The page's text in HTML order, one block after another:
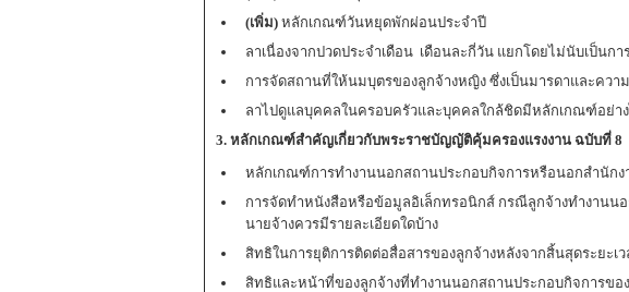
(เพิ่ม) หลักเกณฑ์วันหยุดพักผ่อนประจำปี
ลาเนื่องจากปวดประจำเดือน เดือนละกี่วัน แยกโดยไม่นับเป็นกา
การจัดสถานที่ให้นมบุตรของลูกจ้างหญิง ซึ่งเป็นมารดาและควา
ลาไปดูแลบุคคลในครอบครัวและบุคคลใกล้ชิดมีหลักเกณฑ์อย่า
3. หลักเกณฑ์สำคัญเกี่ยวกับพระราชบัญญัติคุ้มครองแรงงาน ฉบับที่ 8
หลักเกณฑ์การทำงานนอกสถานประกอบกิจการหรือนอกสำนักง
การจัดทำหนังสือหรือข้อมูลอิเล็กทรอนิกส์ กรณีลูกจ้างทำงานน
นายจ้างควรมีรายละเอียดใดบ้าง
สิทธิในการยุติการติดต่อสื่อสารของลูกจ้างหลังจากสิ้นสุดระยะเว
สิทธิและหน้าที่ของลูกจ้างที่ทำงานนอกสถานประกอบกิจการขอ